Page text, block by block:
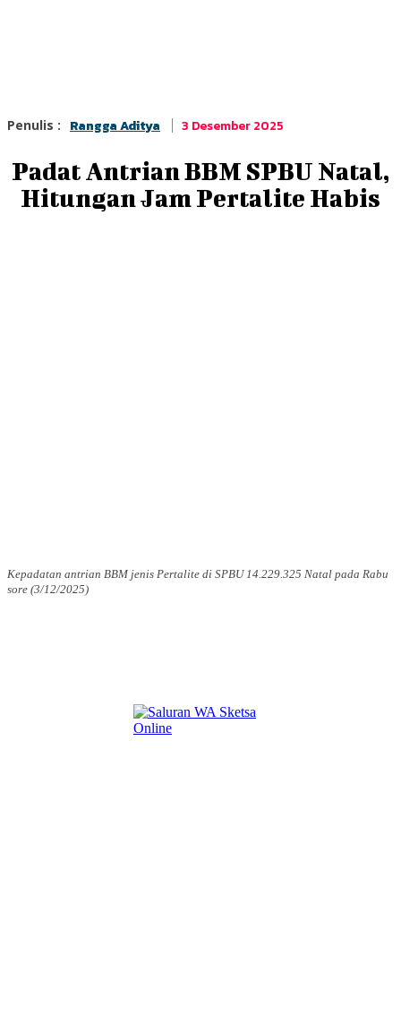
Penulis : Rangga Aditya 3 Desember 2025
Padat Antrian BBM SPBU Natal,
Hitungan Jam Pertalite Habis
Kepadatan antrian BBM jenis Pertalite di SPBU 14.229.325 Natal pada Rabu
sore (3/12/2025)